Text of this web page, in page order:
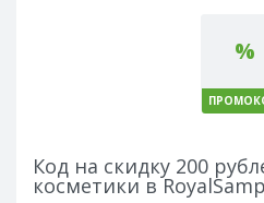
%
Код на скидку 200
косметики в